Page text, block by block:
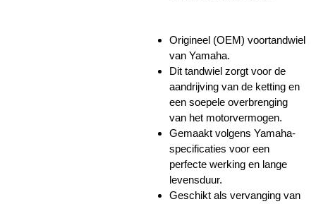
Origineel (OEM) voortandwiel
van Yamaha.
Dit tandwiel zorgt voor de
aandrijving van de ketting en
een soepele overbrenging
van het motorvermogen.
Gemaakt volgens Yamaha-
specificaties voor een
perfecte werking en lange
levensduur.
Geschikt als vervanging van